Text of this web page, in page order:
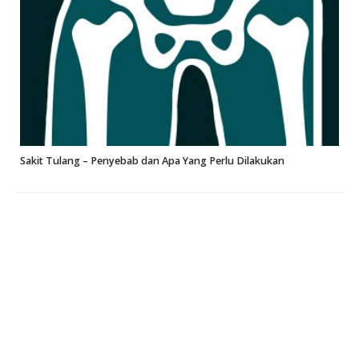
Sakit Tulang – Penyebab dan Apa Yang Perlu Dilakukan